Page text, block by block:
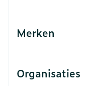
Merken
Organisaties